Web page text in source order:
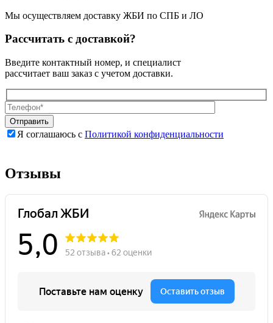
Мы осуществляем доставку ЖБИ по СПБ и ЛО
Рассчитать с доставкой?
Введите контактный номер, и специалист
рассчитает ваш заказ с учетом доставки.
Я соглашаюсь с Политикой конфиденциальности
поле
пустым.
поле
пустым.
Отзывы